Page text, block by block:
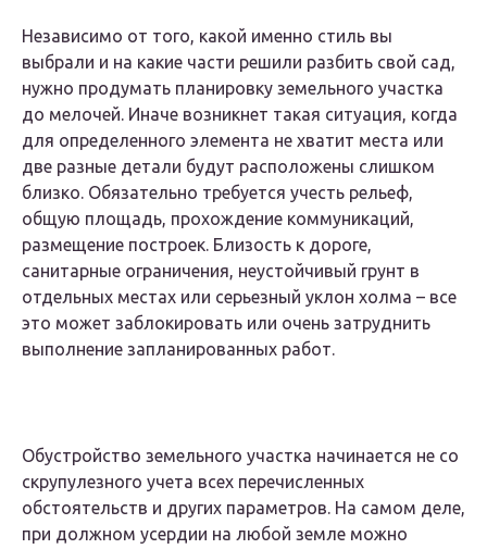
Независимо от того, какой именно стиль вы
выбрали и на какие части решили разбить свой сад,
нужно продумать планировку земельного участка
до мелочей. Иначе возникнет такая ситуация, когда
для определенного элемента не хватит места или
две разные детали будут расположены слишком
близко. Обязательно требуется учесть рельеф,
общую площадь, прохождение коммуникаций,
размещение построек. Близость к дороге,
санитарные ограничения, неустойчивый грунт в
отдельных местах или серьезный уклон холма – все
это может заблокировать или очень затруднить
выполнение запланированных работ.
Обустройство земельного участка начинается не со
скрупулезного учета всех перечисленных
обстоятельств и других параметров. На самом деле,
при должном усердии на любой земле можно